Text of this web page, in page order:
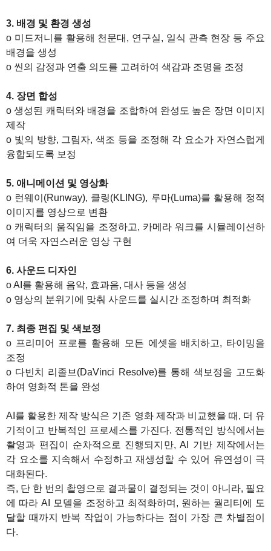
3. 배경 및 환경 생성
o 미드저니를 활용해 천문대, 연구실, 일식 관측 현장 등 주요
배경을 생성
o 씬의 감정과 연출 의도를 고려하여 색감과 조명을 조정
4. 장면 합성
o 생성된 캐릭터와 배경을 조합하여 완성도 높은 장면 이미지
제작
o 빛의 방향, 그림자, 색조 등을 조정해 각 요소가 자연스럽게
융합되도록 보정
5. 애니메이션 및 영상화
o 런웨이(Runway), 클링(KLING), 루마(Luma)를 활용해 정적
이미지를 영상으로 변환
o 캐릭터의 움직임을 조정하고, 카메라 워크를 시뮬레이션하
여 더욱 자연스러운 영상 구현
6. 사운드 디자인
o AI를 활용해 음악, 효과음, 대사 등을 생성
o 영상의 분위기에 맞춰 사운드를 실시간 조정하며 최적화
7. 최종 편집 및 색보정
o 프리미어 프로를 활용해 모든 에셋을 배치하고, 타이밍을
조정
o 다빈치 리졸브(DaVinci Resolve)를 통해 색보정을 고도화
하여 영화적 톤을 완성
AI를 활용한 제작 방식은 기존 영화 제작과 비교했을 때, 더 유
기적이고 반복적인 프로세스를 가진다. 전통적인 방식에서는
촬영과 편집이 순차적으로 진행되지만, AI 기반 제작에서는
각 요소를 지속해서 수정하고 재생성할 수 있어 유연성이 극
대화된다.
즉, 단 한 번의 촬영으로 결과물이 결정되는 것이 아니라, 필요
에 따라 AI 모델을 조정하고 최적화하며, 원하는 퀄리티에 도
달할 때까지 반복 작업이 가능하다는 점이 가장 큰 차별점이
다.